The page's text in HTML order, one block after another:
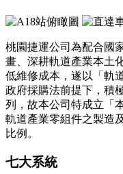
桃園捷運公司為配合國
畫、深耕軌道產業本土
低維修成本，遂以「軌
政府採購法前提下，積
列，故本公司特成立「
軌道產業零組件之製造
比例。
七大系統